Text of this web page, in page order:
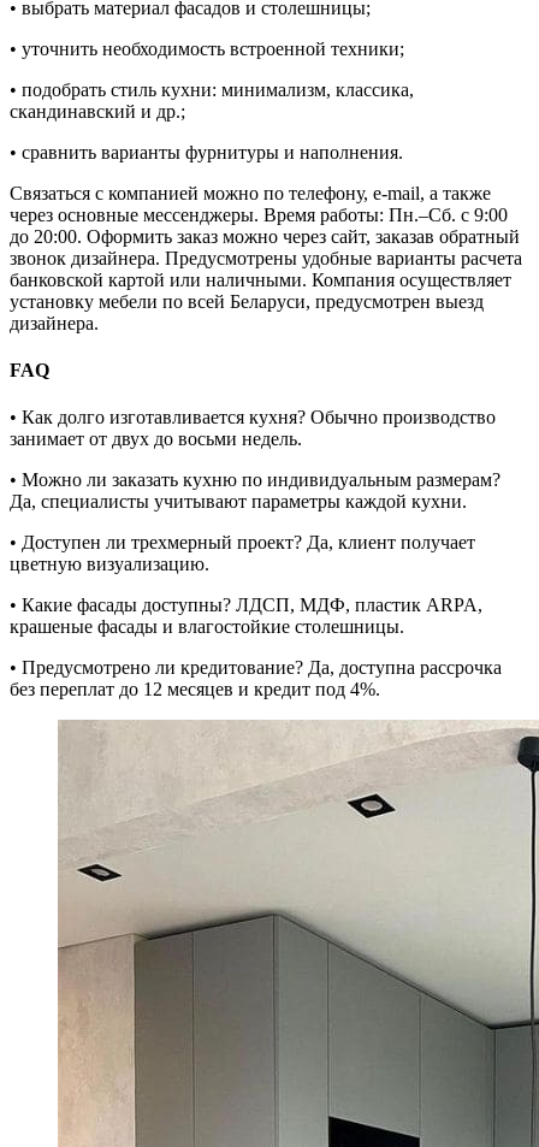
• выбрать материал фасадов и столешницы;
• уточнить необходимость встроенной техники;
• подобрать стиль кухни: минимализм, классика,
скандинавский и др.;
• сравнить варианты фурнитуры и наполнения.
Связаться с компанией можно по телефону, e-mail, а также
через основные мессенджеры. Время работы: Пн.–Сб. с 9:00
до 20:00. Оформить заказ можно через сайт, заказав обратный
звонок дизайнера. Предусмотрены удобные варианты расчета
банковской картой или наличными. Компания осуществляет
установку мебели по всей Беларуси, предусмотрен выезд
дизайнера.
FAQ
• Как долго изготавливается кухня? Обычно производство
занимает от двух до восьми недель.
• Можно ли заказать кухню по индивидуальным размерам?
Да, специалисты учитывают параметры каждой кухни.
• Доступен ли трехмерный проект? Да, клиент получает
цветную визуализацию.
• Какие фасады доступны? ЛДСП, МДФ, пластик ARPA,
крашеные фасады и влагостойкие столешницы.
• Предусмотрено ли кредитование? Да, доступна рассрочка
без переплат до 12 месяцев и кредит под 4%.